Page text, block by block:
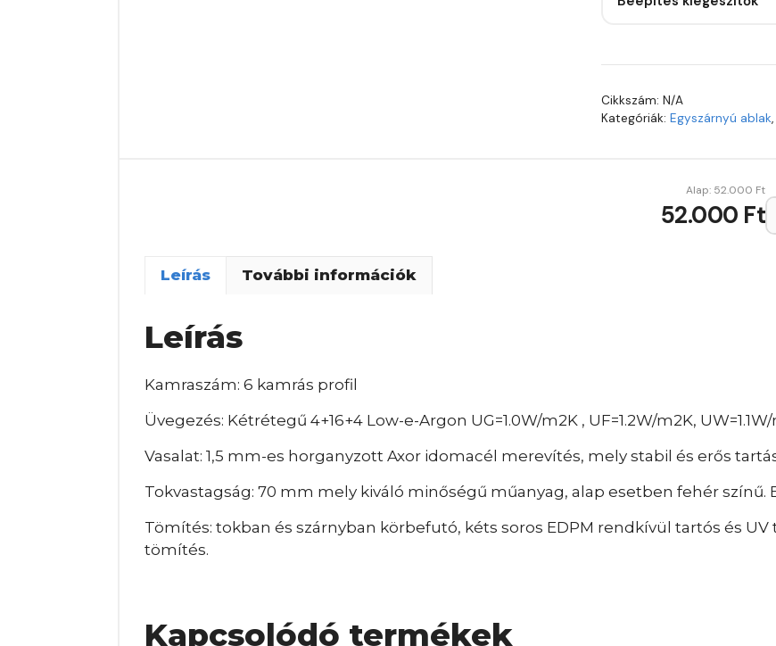
Cikkszám:N/A
Kategóriák:Egyszárnyú ablak
Alap: 52.000 Ft
52.000 Ft
Leírás További információk
Leírás
Kamraszám: 6 kamrás profil
Üvegezés: Kétrétegű 4+16+4 Low-e-Argon UG=1.0W/m2K , UF=1.2W/m2K,
Vasalat: 1,5 mm-es horganyzott Axor idomacél merevítés, mely stabil és erős
Tokvastagság: 70 mm mely kiváló minőségű műanyag, alap esetben fehér színű.
Tömítés: tokban és szárnyban körbefutó, kéts soros EDPM rendkívül tartós és
tömítés.
Kapcsolódó termékek